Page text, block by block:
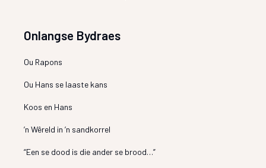
Onlangse Bydraes
Ou Rapons
Ou Hans se laaste kans
Koos en Hans
’n Wêreld in ’n sandkorrel
“Een se dood is die ander se brood…”